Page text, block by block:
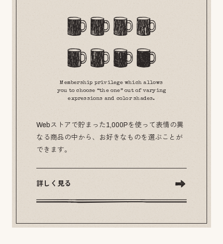
Membership privilege which allows
you to choose “the one” out of varying
expressions and color shades.
Webストアで貯まった1,000Pを使って表情の異
なる商品の中から、お好きなものを選ぶことが
できます。
詳しく見る